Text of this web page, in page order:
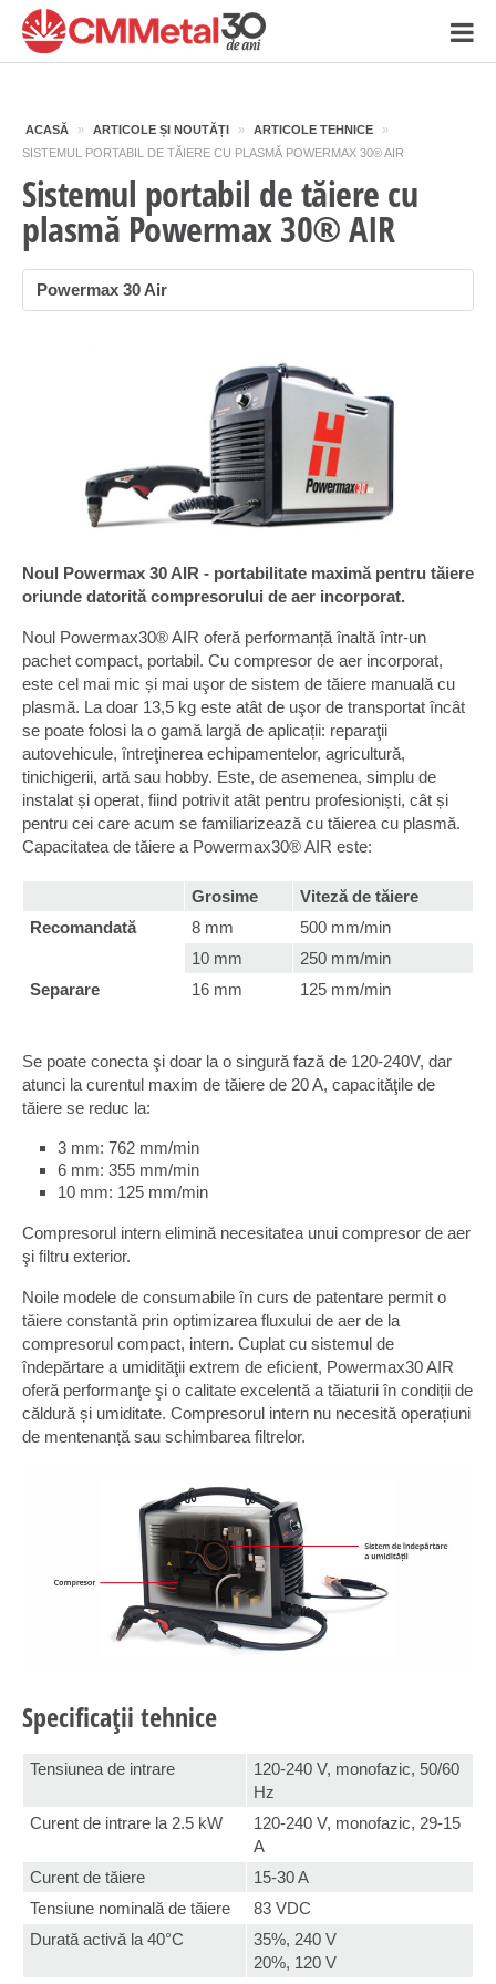
ACASĂ » ARTICOLE ȘI NOUTĂȚI » ARTICOLE TEHNICE
»
SISTEMUL PORTABIL DE TĂIERE CU PLASMĂ POWERMAX 30® AIR
Sistemul portabil de tăiere cu
plasmă Powermax 30® AIR
Powermax 30 Air
Noul Powermax 30 AIR - portabilitate maximă pentru tăiere
oriunde datorită compresorului de aer incorporat.
Noul Powermax30® AIR oferă performanță înaltă într-un
pachet compact, portabil. Cu compresor de aer incorporat,
este cel mai mic și mai uşor de sistem de tăiere manuală cu
plasmă. La doar 13,5 kg este atât de uşor de transportat încât
se poate folosi la o gamă largă de aplicații: reparaţii
autovehicule, întreţinerea echipamentelor, agricultură,
tinichigerii, artă sau hobby. Este, de asemenea, simplu de
instalat și operat, fiind potrivit atât pentru profesioniști, cât și
pentru cei care acum se familiarizează cu tăierea cu plasmă.
Capacitatea de tăiere a Powermax30® AIR este:
Grosime
Viteză de tăiere
Recomandată
8 mm
500 mm/min
10 mm
250 mm/min
Separare
16 mm 125 mm/min
Se poate conecta şi doar la o singură fază de 120-240V, dar
atunci la curentul maxim de tăiere de 20 A, capacităţile de
tăiere se reduc la:
3 mm: 762 mm/min
6 mm: 355 mm/min
10 mm: 125 mm/min
Compresorul intern elimină necesitatea unui compresor de aer
şi filtru exterior.
Noile modele de consumabile în curs de patentare permit o
tăiere constantă prin optimizarea fluxului de aer de la
compresorul compact, intern. Cuplat cu sistemul de
îndepărtare a umidităţii extrem de eficient, Powermax30 AIR
oferă performanţe şi o calitate excelentă a tăiaturii în condiții de
căldură și umiditate. Compresorul intern nu necesită operațiuni
de mentenanță sau schimbarea filtrelor.
Specificații tehnice
Tensiunea de intrare
120-240 V, monofazic, 50/60
Hz
Curent de intrare la 2.5 kW
120-240 V, monofazic, 29-15
A
Curent de tăiere
15-30 A
Tensiune nominală de tăiere
83 VDC
Durată activă la 40°C
35%, 240 V
20%, 120 V